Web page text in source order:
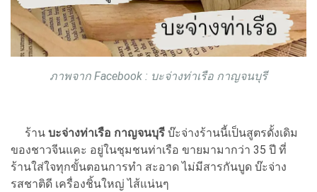
ภาพจาก Facebook : บะจ่างท่าเรือ กาญจนบุรี
ร้าน บะจ่างท่าเรือ กาญจนบุรี บ๊ะจ่างร้านนี้เป็นสูตรดั้งเดิม
ของชาวจีนแคะ อยู่ในชุมชนท่าเรือ ขายมามากว่า 35 ปี ที่
ร้านใส่ใจทุกขั้นตอนการทำ สะอาด ไม่มีสารกันบูด บ๊ะจ่าง
รสชาติดี เครื่องชิ้นใหญ่ ไส้แน่นๆ